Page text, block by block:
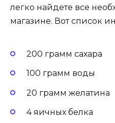
легко найдете все
магазине. Вот список
200 грамм сахара
100 грамм воды
20 грамм желатина
4 яичных белка